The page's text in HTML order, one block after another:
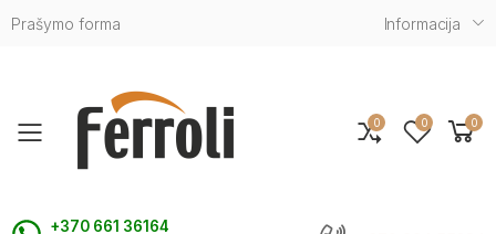
Prašymo forma Informacija
Toggle mobile menu
+370 661 36164
0 0 0